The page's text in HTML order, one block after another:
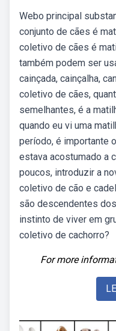
Webo principal
conjunto de cães é
coletivo de cães é
também podem ser
cainçada, cainçalha,
coletivo de cães,
semelhantes, é a
quando eu vi uma
período, é importante
estava acostumado a
poucos, introduzir a
coletivo de cão e
são descendentes
instinto de viver em
coletivo de cachorro?
For more